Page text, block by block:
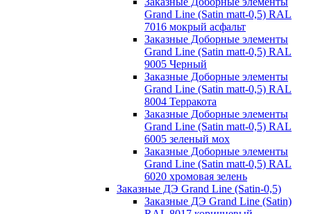
Grand Line (Satin matt-0,5) RAL
7016 мокрый асфальт
Заказные Доборные элементы
Grand Line (Satin matt-0,5) RAL
9005 Черный
Заказные Доборные элементы
Grand Line (Satin matt-0,5) RAL
8004 Терракота
Заказные Доборные элементы
Grand Line (Satin matt-0,5) RAL
6005 зеленый мох
Заказные Доборные элементы
Grand Line (Satin matt-0,5) RAL
6020 хромовая зелень
Заказные ДЭ Grand Line (Satin-0,5)
Заказные ДЭ Grand Line (Satin)